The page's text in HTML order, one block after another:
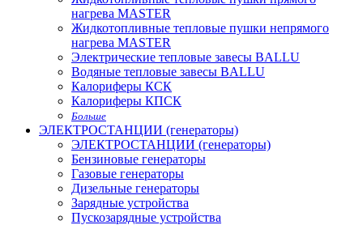
нагрева MASTER
Жидкотопливные тепловые пушки непрямого
нагрева MASTER
Электрические тепловые завесы BALLU
Водяные тепловые завесы BALLU
Калориферы КСК
Калориферы КПСК
Больше
ЭЛЕКТРОСТАНЦИИ (генераторы)
ЭЛЕКТРОСТАНЦИИ (генераторы)
Бензиновые генераторы
Газовые генераторы
Дизельные генераторы
Зарядные устройства
Пускозарядные устройства